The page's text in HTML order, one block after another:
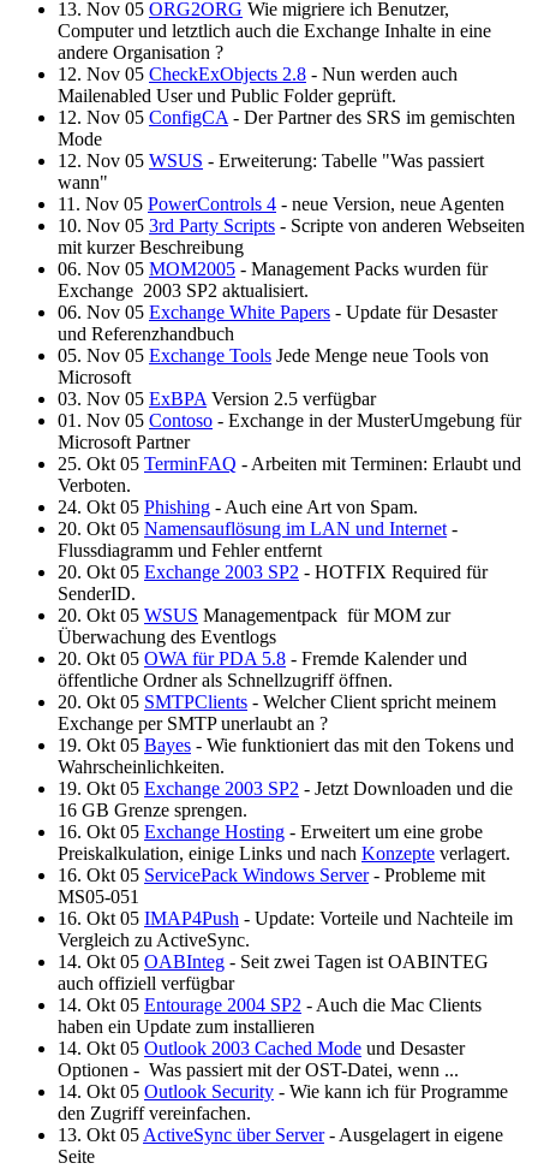
13. Nov 05 ORG2ORG Wie migriere ich Benutzer,
Computer und letztlich auch die Exchange Inhalte in eine
andere Organisation ?
12. Nov 05 CheckExObjects 2.8 - Nun werden auch
Mailenabled User und Public Folder geprüft.
12. Nov 05 ConfigCA - Der Partner des SRS im gemischten
Mode
12. Nov 05 WSUS - Erweiterung: Tabelle "Was passiert
wann"
11. Nov 05 PowerControls 4 - neue Version, neue Agenten
10. Nov 05 3rd Party Scripts - Scripte von anderen Webseiten
mit kurzer Beschreibung
06. Nov 05 MOM2005 - Management Packs wurden für
Exchange 2003 SP2 aktualisiert.
06. Nov 05 Exchange White Papers - Update für Desaster
und Referenzhandbuch
05. Nov 05 Exchange Tools Jede Menge neue Tools von
Microsoft
03. Nov 05 ExBPA Version 2.5 verfügbar
01. Nov 05 Contoso - Exchange in der MusterUmgebung für
Microsoft Partner
25. Okt 05 TerminFAQ - Arbeiten mit Terminen: Erlaubt und
Verboten.
24. Okt 05 Phishing - Auch eine Art von Spam.
20. Okt 05 Namensauflösung im LAN und Internet -
Flussdiagramm und Fehler entfernt
20. Okt 05 Exchange 2003 SP2 - HOTFIX Required für
SenderID.
20. Okt 05 WSUS Managementpack für MOM zur
Überwachung des Eventlogs
20. Okt 05 OWA für PDA 5.8 - Fremde Kalender und
öffentliche Ordner als Schnellzugriff öffnen.
20. Okt 05 SMTPClients - Welcher Client spricht meinem
Exchange per SMTP unerlaubt an ?
19. Okt 05 Bayes - Wie funktioniert das mit den Tokens und
Wahrscheinlichkeiten.
19. Okt 05 Exchange 2003 SP2 - Jetzt Downloaden und die
16 GB Grenze sprengen.
16. Okt 05 Exchange Hosting - Erweitert um eine grobe
Preiskalkulation, einige Links und nach Konzepte verlagert.
16. Okt 05 ServicePack Windows Server- Probleme mit
MS05-051
16. Okt 05 IMAP4Push - Update: Vorteile und Nachteile im
Vergleich zu ActiveSync.
14. Okt 05 OABInteg - Seit zwei Tagen ist OABINTEG
auch offiziell verfügbar
14. Okt 05 Entourage 2004 SP2 - Auch die Mac Clients
haben ein Update zum installieren
14. Okt 05 Outlook 2003 Cached Mode und Desaster
Optionen - Was passiert mit der OST-Datei, wenn ...
14. Okt 05 Outlook Security - Wie kann ich für Programme
den Zugriff vereinfachen.
13. Okt 05 ActiveSync über Server- Ausgelagert in eigene
Seite